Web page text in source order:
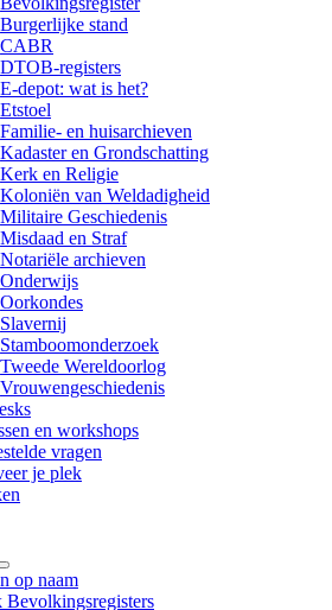
Burgerlijke stand
CABR
DTOB-registers
E-depot: wat is het?
Etstoel
Familie- en huisarchieven
Kadaster en Grondschatting
Kerk en Religie
Koloniën van Weldadigheid
Militaire Geschiedenis
Misdaad en Straf
Notariële archieven
Onderwijs
Oorkondes
Slavernij
Stamboomonderzoek
Tweede Wereldoorlog
Vrouwengeschiedenis
en workshops
vragen
je plek
op naam